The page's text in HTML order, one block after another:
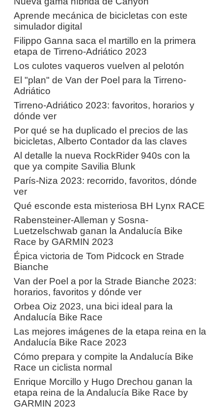
Aprende mecánica de bicicletas con este
simulador digital
Filippo Ganna saca el martillo en la primera
etapa de Tirreno-Adriático 2023
Los culotes vaqueros vuelven al pelotón
El "plan" de Van der Poel para la Tirreno-
Adriático
Tirreno-Adriático 2023: favoritos, horarios y
dónde ver
Por qué se ha duplicado el precios de las
bicicletas, Alberto Contador da las claves
Al detalle la nueva RockRider 940s con la
que ya compite Savilia Blunk
París-Niza 2023: recorrido, favoritos, dónde
ver
Qué esconde esta misteriosa BH Lynx RACE
Rabensteiner-Alleman y Sosna-
Luetzelschwab ganan la Andalucía Bike
Race by GARMIN 2023
Épica victoria de Tom Pidcock en Strade
Bianche
Van der Poel a por la Strade Bianche 2023:
horarios, favoritos y dónde ver
Orbea Oiz 2023, una bici ideal para la
Andalucía Bike Race
Las mejores imágenes de la etapa reina en la
Andalucía Bike Race 2023
Cómo prepara y compite la Andalucía Bike
Race un ciclista normal
Enrique Morcillo y Hugo Drechou ganan la
etapa reina de la Andalucía Bike Race by
GARMIN 2023